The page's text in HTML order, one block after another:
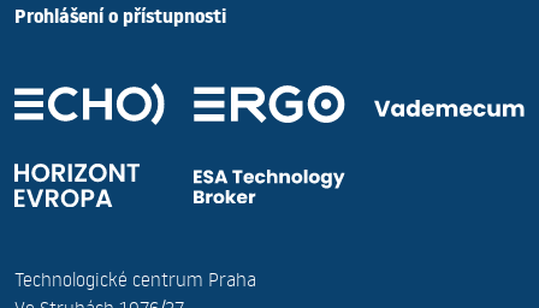
Prohlášení o přístupnosti
Technologické centrum Praha